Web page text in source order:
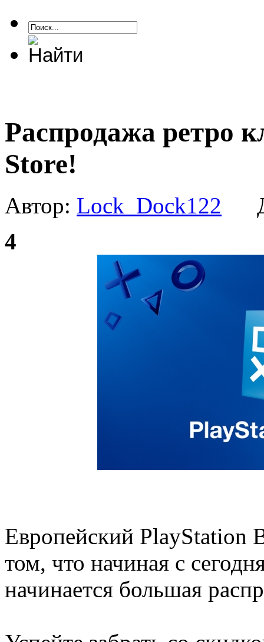
Распродажа ретро
Store!
Автор: Lock_Dock122
4
Европейский PlayStation
том, что начиная с
начинается большая